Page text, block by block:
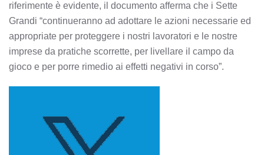
riferimente è evidente, il documento afferma che i Sette
Grandi “continueranno ad adottare le azioni necessarie ed
appropriate per proteggere i nostri lavoratori e le nostre
imprese da pratiche scorrette, per livellare il campo da
gioco e per porre rimedio ai effetti negativi in corso”.